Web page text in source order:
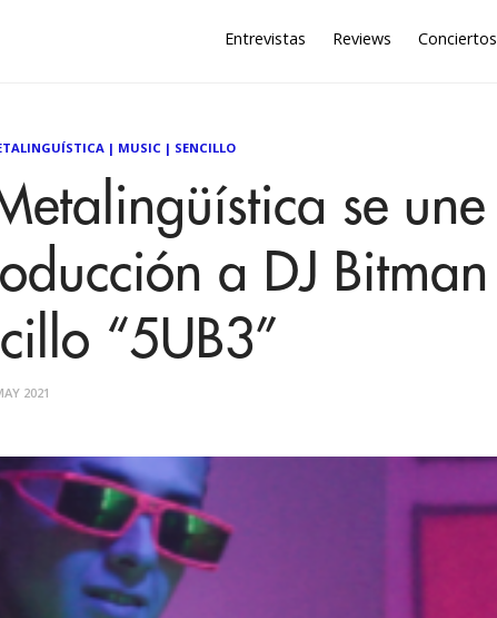
Entrevistas Reviews Conciertos
| MUSIC | SENCILLO
se une
a DJ Bitman
“5UB3”
2021